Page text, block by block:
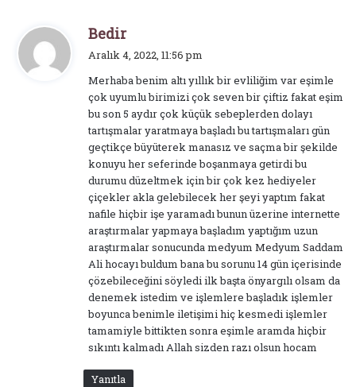
Bedird
d
i
k
i
:
Aralık 4, 2022, 11:56 pm
Merhaba benim altı yıllık bir evliliğim var eşimle
çok uyumlu birimizi çok seven bir çiftiz fakat eşim
bu son 5 aydır çok küçük sebeplerden dolayı
tartışmalar yaratmaya başladı bu tartışmaları gün
geçtikçe büyüterek manasız ve saçma bir şekilde
konuyu her seferinde boşanmaya getirdi bu
durumu düzeltmek için bir çok kez hediyeler
çiçekler akla gelebilecek her şeyi yaptım fakat
nafile hiçbir işe yaramadı bunun üzerine internette
araştırmalar yapmaya başladım yaptığım uzun
araştırmalar sonucunda medyum Medyum Saddam
Ali hocayı buldum bana bu sorunu 14 gün içerisinde
çözebileceğini söyledi ilk başta önyargılı olsam da
denemek istedim ve işlemlere başladık işlemler
boyunca benimle iletişimi hiç kesmedi işlemler
tamamiyle bittikten sonra eşimle aramda hiçbir
sıkıntı kalmadı Allah sizden razı olsun hocam
Yanıtla